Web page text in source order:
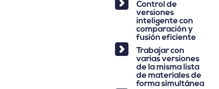
Control de
versiones
inteligente con
comparación y
fusión eficiente
Trabajar con
varias versiones
de la misma lista
de materiales de
forma simultánea